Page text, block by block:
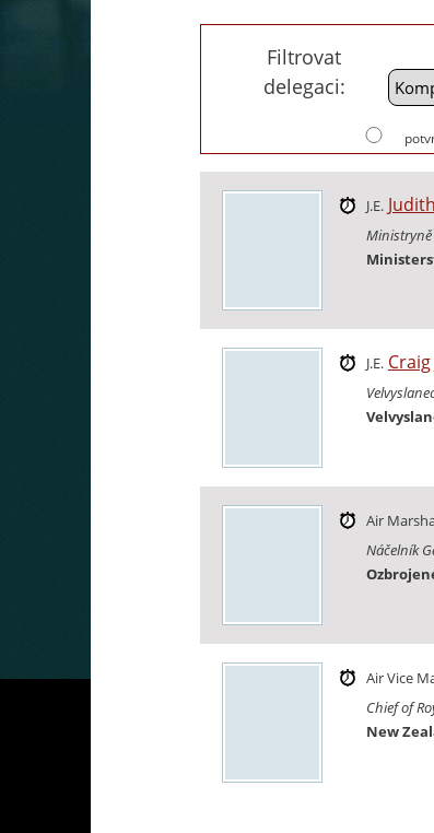
Filtrovat
delegaci:
J.E. Judith
J.E.
Air
Náčelník
Air Vice
Chief of
New